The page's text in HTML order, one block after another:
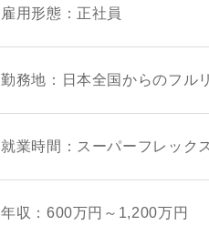
雇用形態：正社員
勤務地：日本全国からのフル
就業時間：スーパーフレック
年収：600万円～1,200万円